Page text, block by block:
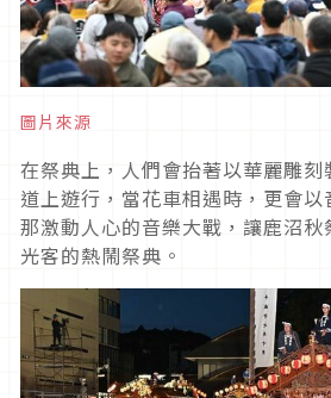
圖片來源
在祭典上，人們會抬著以華麗雕
道上遊行，當花車相遇時，更會以
那激動人心的音樂大戰，讓鹿沼
光客的熱鬧祭典。